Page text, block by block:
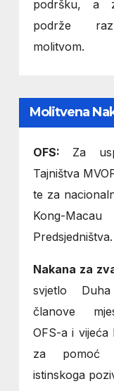
podršku, a
podrže
molitvom.
Molitvena
OFS: Za
Tajništva
te za
Kong-
Predsjedništva.
Nakana za
svjetlo
članove
OFS-a i
za pomoć
istinskoga